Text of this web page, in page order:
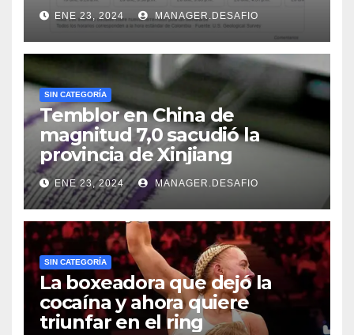
ENE 23, 2024 MANAGER.DESAFIO
SIN CATEGORÍA
Temblor en China de
magnitud 7,0 sacudió la
provincia de Xinjiang
ENE 23, 2024 MANAGER.DESAFIO
SIN CATEGORÍA
La boxeadora que dejó la
cocaína y ahora quiere
triunfar en el ring​